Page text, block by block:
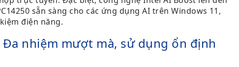
sẵn sàng cho các ứng dụng AI trên Windows 11,
điện năng.
Đa nhiệm mượt mà, sử dụng ổn định